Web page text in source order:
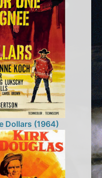
Dollars (1964)